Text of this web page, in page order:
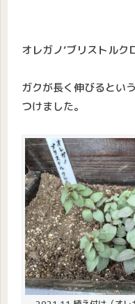
オレガノ‘ブリストルク
ガクが長く伸びるとい
つけました。